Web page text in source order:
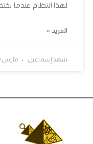
لهذا النظام عندما
المزيد »
شهد إسماعيل مارس 9, 2020